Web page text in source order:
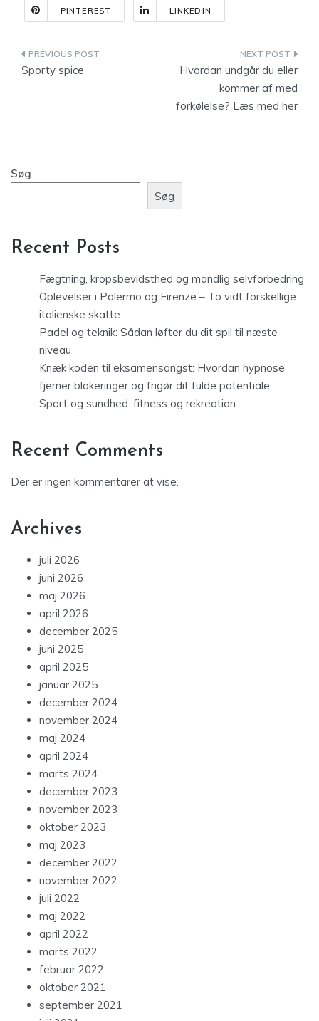
PINTEREST LINKEDIN
Indlægsnavigation
Sporty spice
Hvordan undgår du eller
kommer af med
forkølelse? Læs med her
Søg
Søg
Recent Posts
Fægtning, kropsbevidsthed og mandlig selvforbedring
Oplevelser i Palermo og Firenze – To vidt forskellige
italienske skatte
Padel og teknik: Sådan løfter du dit spil til næste
niveau
Knæk koden til eksamensangst: Hvordan hypnose
fjerner blokeringer og frigør dit fulde potentiale
Sport og sundhed: fitness og rekreation
Recent Comments
Der er ingen kommentarer at vise.
Archives
juli 2026
juni 2026
maj 2026
april 2026
december 2025
juni 2025
april 2025
januar 2025
december 2024
november 2024
maj 2024
april 2024
marts 2024
december 2023
november 2023
oktober 2023
maj 2023
december 2022
november 2022
juli 2022
maj 2022
april 2022
marts 2022
februar 2022
oktober 2021
september 2021